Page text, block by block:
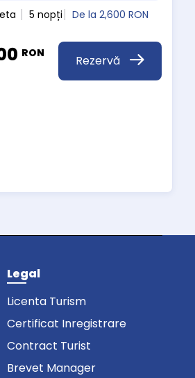
5 nopți De la2,600 RON
Rezervă
RON
Legal
Licenta Turism
Certificat Inregistrare
Contract Turist
Brevet Manager